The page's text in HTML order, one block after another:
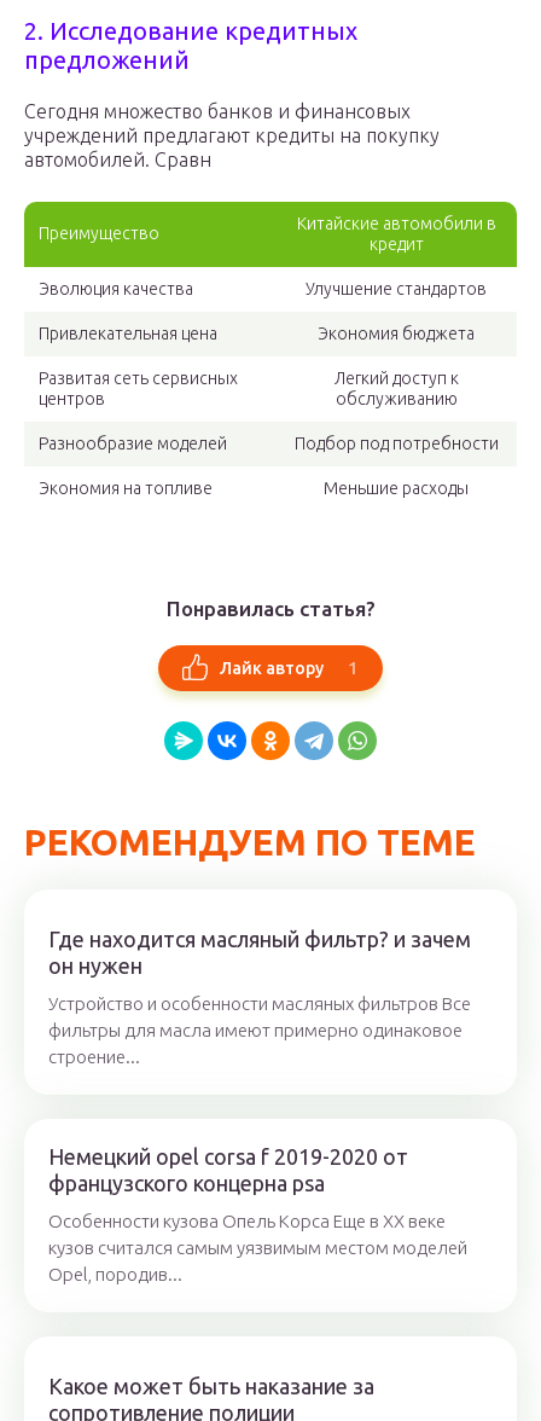
2. Исследование кредитных
предложений
Сегодня множество банков и финансовых
учреждений предлагают кредиты на покупку
автомобилей. Сравн
Преимущество
Китайские автомобили в
кредит
Эволюция качества Улучшение стандартов
Привлекательная цена Экономия бюджета
Развитая сеть сервисных
центров
Легкий доступ к
обслуживанию
Разнообразие моделей Подбор под потребности
Экономия на топливе Меньшие расходы
Понравилась статья?
Лайк автору 1
РЕКОМЕНДУЕМ ПО ТЕМЕ
Где находится масляный фильтр? и зачем
он нужен
Устройство и особенности масляных фильтров Все
фильтры для масла имеют примерно одинаковое
строение...
Немецкий opel corsa f 2019-2020 от
французского концерна psa
Особенности кузова Опель Корса Еще в ХХ веке
кузов считался самым уязвимым местом моделей
Opel, породив...
Какое может быть наказание за
сопротивление полиции